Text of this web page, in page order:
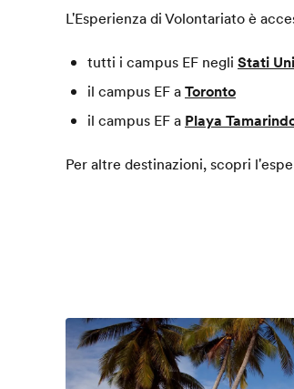
L'Esperienza di Volontariato è
tutti i campus EF negli Stati
il campus EF aToronto
il campus EF a Playa
Per altre destinazioni, scopri